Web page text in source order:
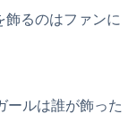
るのはファンに
ールは誰が飾った